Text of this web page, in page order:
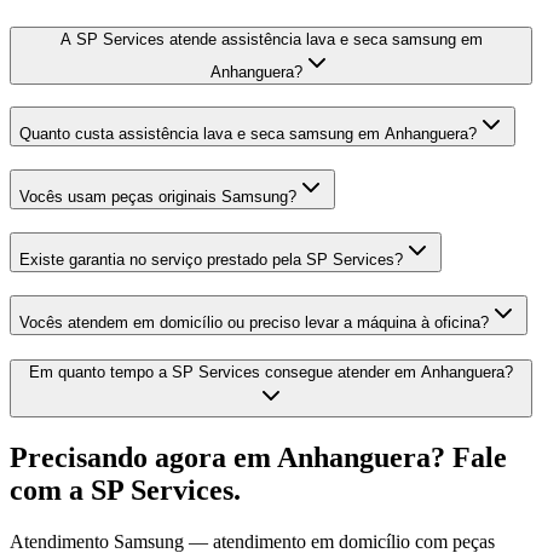
A SP Services atende assistência lava e seca samsung em
Anhanguera?
Quanto custa assistência lava e seca samsung em Anhanguera?
Vocês usam peças originais Samsung?
Existe garantia no serviço prestado pela SP Services?
Vocês atendem em domicílio ou preciso levar a máquina à oficina?
Em quanto tempo a SP Services consegue atender em Anhanguera?
Precisando agora em Anhanguera? Fale
com a SP Services.
Atendimento Samsung — atendimento em domicílio com peças